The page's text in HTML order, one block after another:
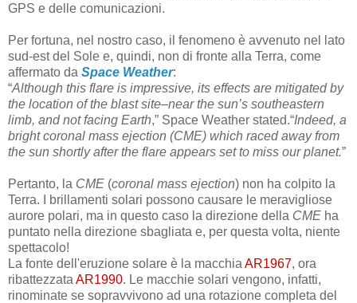
GPS e delle comunicazioni.
Per fortuna, nel nostro caso, il fenomeno è avvenuto nel lato
sud-est del Sole e, quindi, non di fronte alla Terra, come
affermato da Space Weather:
“Although this flare is impressive, its effects are mitigated by
the location of the blast site–near the sun’s southeastern
limb, and not facing Earth,” Space Weather stated.“Indeed, a
bright coronal mass ejection (CME) which raced away from
the sun shortly after the flare appears set to miss our planet.”
Pertanto, la CME (coronal mass ejection) non ha colpito la
Terra.
I brillamenti solari possono causare le meravigliose
aurore polari, ma in questo caso la direzione della CME ha
puntato nella direzione sbagliata e, per questa volta, niente
spettacolo!
La fonte dell'eruzione solare è la macchia AR1967, ora
ribattezzata AR1990. Le macchie solari vengono, infatti,
rinominate se sopravvivono ad una rotazione completa del